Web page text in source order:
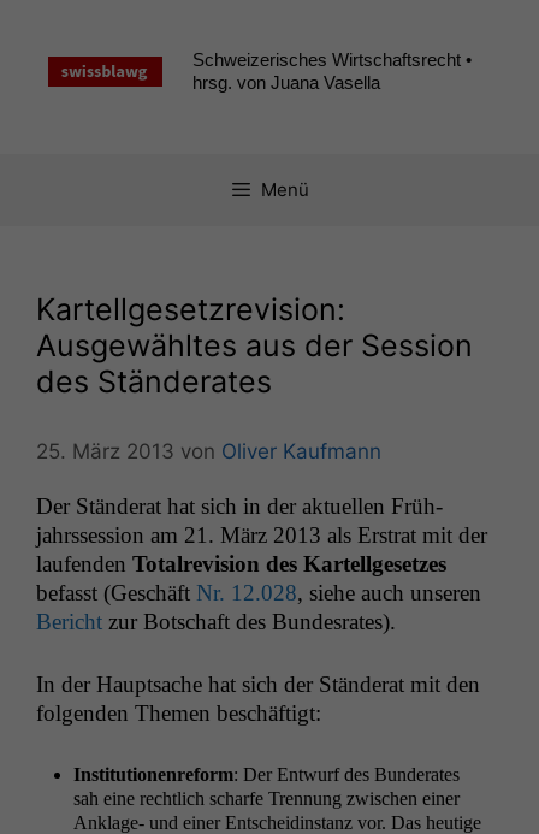
springen
Schweizerisches Wirtschaftsrecht •
hrsg. von Juana Vasella
Menü
Kartellgesetzrevision:
Ausgewähltes aus der Session
des Ständerates
25. März 2013 von Oliver Kaufmann
Der Stän­der­at hat sich in der aktuellen Früh­
jahrsses­sion am 21. März 2013 als Erstrat mit der
laufend­en Total­re­vi­sion des Kartellge­set­zes
befasst (Geschäft Nr. 12.028, siehe auch unseren
Bericht zur Botschaft des Bundesrates).
In der Haupt­sache hat sich der Stän­der­at mit den
fol­gen­den The­men beschäftigt:
Insti­tu­tio­nen­re­form: Der Entwurf des Bun­der­ates
sah eine rechtlich scharfe Tren­nung zwis­chen ein­er
Anklage- und ein­er Entschei­din­stanz vor. Das heutige